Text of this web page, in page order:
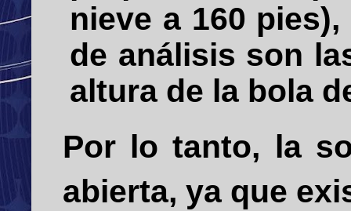
nieve a 160
de análisis son
altura de la bola
Por lo tanto, la
abierta, ya que